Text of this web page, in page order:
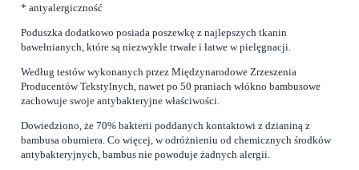
* antyalergiczność
Poduszka dodatkowo posiada poszewkę z najlepszych tkanin
bawełnianych, które są niezwykle trwałe i łatwe w pielęgnacji.
Według testów wykonanych przez Międzynarodowe Zrzeszenia
Producentów Tekstylnych, nawet po 50 praniach włókno bambusowe
zachowuje swoje antybakteryjne właściwości.
Dowiedziono, że 70% bakterii poddanych kontaktowi z dzianiną z
bambusa obumiera. Co więcej, w odróżnieniu od chemicznych środków
antybakteryjnych, bambus nie powoduje żadnych alergii.